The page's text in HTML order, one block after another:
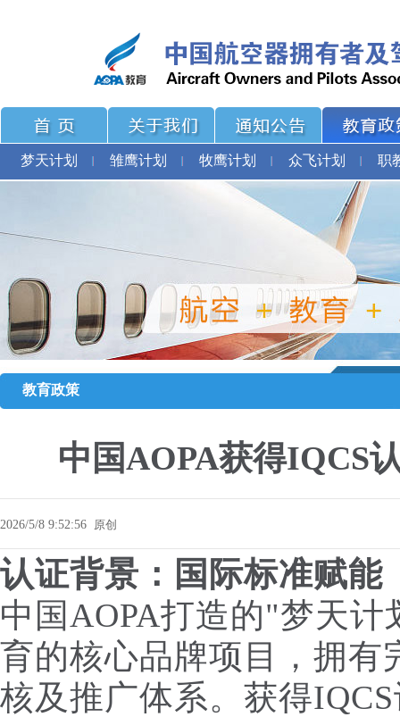
梦天计划 雏鹰计划 牧鹰计划 众飞计划 职
教育政策
中国AOPA获得IQCS
2026/5/8 9:52:56 原创
认证背景：国际标准赋能
中国AOPA打造的"梦天
育的核心品牌项目，拥有
核及推广体系。获得